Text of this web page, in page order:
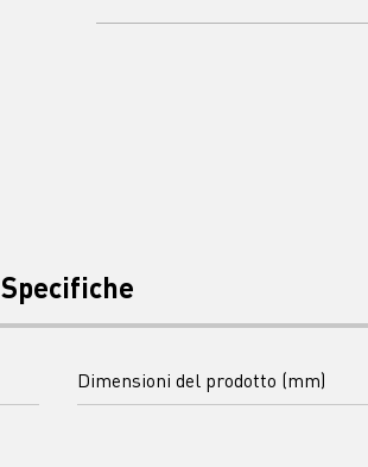
Specifiche
Dimensioni del prodotto (mm)